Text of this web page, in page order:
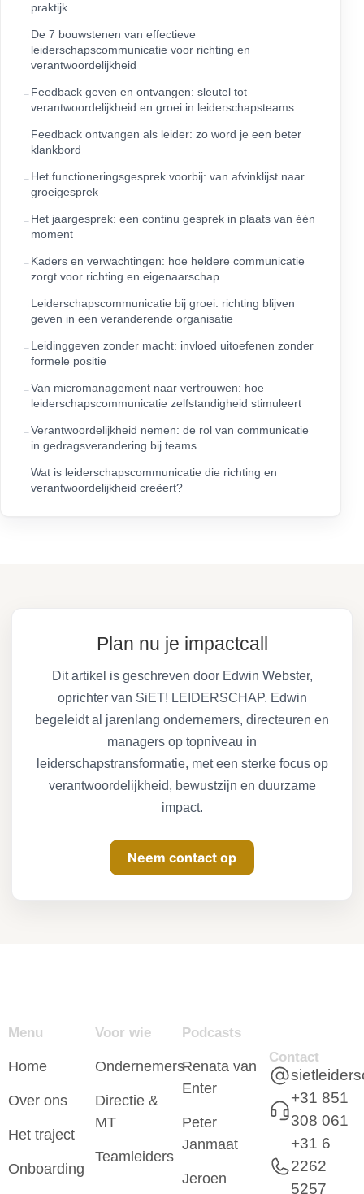
praktijk
De 7 bouwstenen van effectieve
leiderschapscommunicatie voor richting en
verantwoordelijkheid
Feedback geven en ontvangen: sleutel tot
verantwoordelijkheid en groei in leiderschapsteams
Feedback ontvangen als leider: zo word je een beter
klankbord
Het functioneringsgesprek voorbij: van afvinklijst naar
groeigesprek
Het jaargesprek: een continu gesprek in plaats van één
moment
Kaders en verwachtingen: hoe heldere communicatie
zorgt voor richting en eigenaarschap
Leiderschapscommunicatie bij groei: richting blijven
geven in een veranderende organisatie
Leidinggeven zonder macht: invloed uitoefenen zonder
formele positie
Van micromanagement naar vertrouwen: hoe
leiderschapscommunicatie zelfstandigheid stimuleert
Verantwoordelijkheid nemen: de rol van communicatie
in gedragsverandering bij teams
Wat is leiderschapscommunicatie die richting en
verantwoordelijkheid creëert?
Plan nu je impactcall
Dit artikel is geschreven door Edwin Webster,
oprichter van SiET! LEIDERSCHAP. Edwin
begeleidt al jarenlang ondernemers, directeuren en
managers op topniveau in
leiderschapstransformatie, met een sterke focus op
verantwoordelijkheid, bewustzijn en duurzame
impact.
Neem contact op
Menu
Home
Over ons
Het traject
Onboarding
Voor wie
Ondernemers
Directie &
MT
Teamleiders
Podcasts
Renata van
Enter
Peter
Janmaat
Jeroen
Contact
+31 851
308 061
+31 6
2262
5257